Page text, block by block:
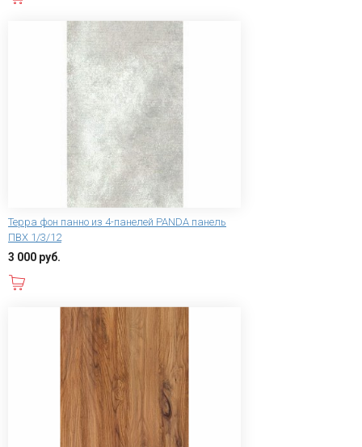
Терра фон панно из 4-панелей PANDA панель
ПВХ 1/3/12
3 000 руб.